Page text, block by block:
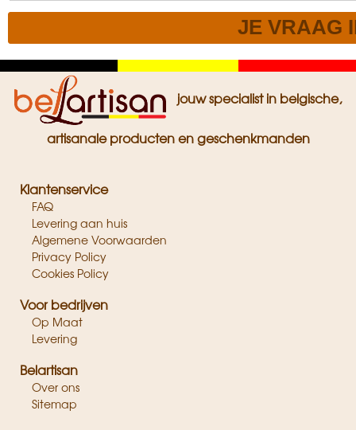
jouw specialist in belgische,
artisanale producten en geschenkmanden
Klantenservice
FAQ
Levering aan huis
Algemene Voorwaarden
Privacy Policy
Cookies Policy
Voor bedrijven
Op Maat
Levering
Belartisan
Over ons
Sitemap